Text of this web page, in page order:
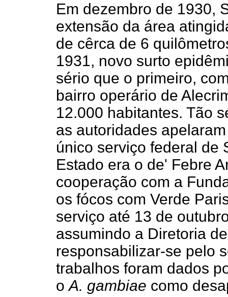
Em dezembro de 1930,
extensão da área
de cêrca de 6
1931, novo surto
sério que o primeiro,
bairro operário de
12.000 habitantes. Tão
as autoridades
único serviço federal de
Estado era o de' Febre
cooperação com a
os fócos com Verde
serviço até 13 de
assumindo a Diretoria
responsabilizar-se pelo
trabalhos foram dados
oA. gambiae como